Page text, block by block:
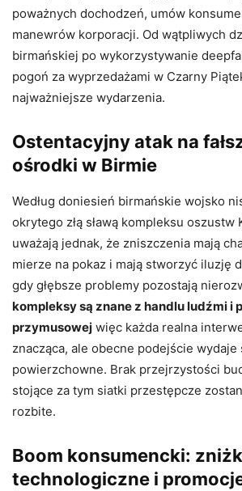
poważnych dochodzeń, umów
manewrów korporacji. Od wątpliwych
birmańskiej po wykorzystywanie
pogoń za wyprzedażami w Czarny
najważniejsze wydarzenia.
Ostentacyjny atak na
ośrodki w Birmie
Według doniesień birmańskie wojsko
okrytego złą sławą kompleksu oszustw
uważają jednak, że zniszczenia mają
mierze na pokaz i mają stworzyć iluzję
gdy głębsze problemy pozostają
kompleksy są znane z handlu ludźmi i
przymusowej więc każda realna
znacząca, ale obecne podejście wydaje
powierzchowne. Brak przejrzystości
stojące za tym siatki przestępcze
rozbite.
Boom konsumencki:
technologiczne i